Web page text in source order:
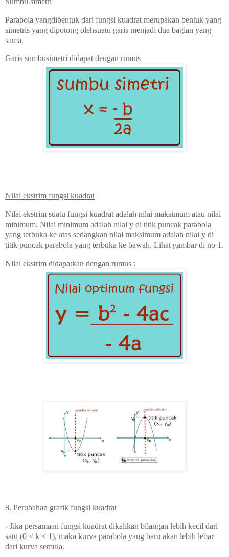
Parabola yangdibentuk dari fungsi kuadrat merupakan bentuk yang
simetris yang dipotong olehsuatu garis menjadi dua bagian yang
sama.
Garis sumbusimetri didapat dengan rumus
Nilai ekstrim fungsi kuadrat
Nilai ekstrim suatu fungsi kuadrat adalah nilai maksimum atau nilai
minimum. Nilai minimum adalah nilai y di titik puncak parabola
yang terbuka ke atas sedangkan nilai maksimum adalah nilai y di
titik puncak parabola yang terbuka ke bawah. Lihat gambar di no 1.
Nilai ekstrim didapatkan dengan rumus :
8. Perubahan grafik fungsi kuadrat
- Jika persamaan fungsi kuadrat dikalikan bilangan lebih kecil dari
satu (0 < k < 1), maka kurva parabola yang baru akan lebih lebar
dari kurva semula.